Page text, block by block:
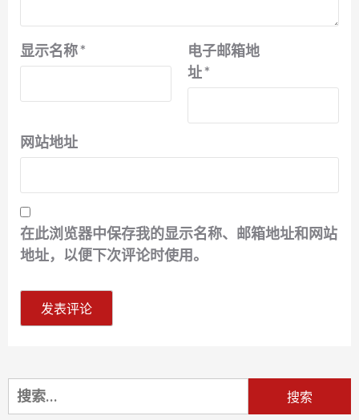
显示名称*
电子邮箱地
址*
网站地址
在此浏览器中保存我的显示名称、邮箱地址和网站
地址，以便下次评论时使用。
搜
索：